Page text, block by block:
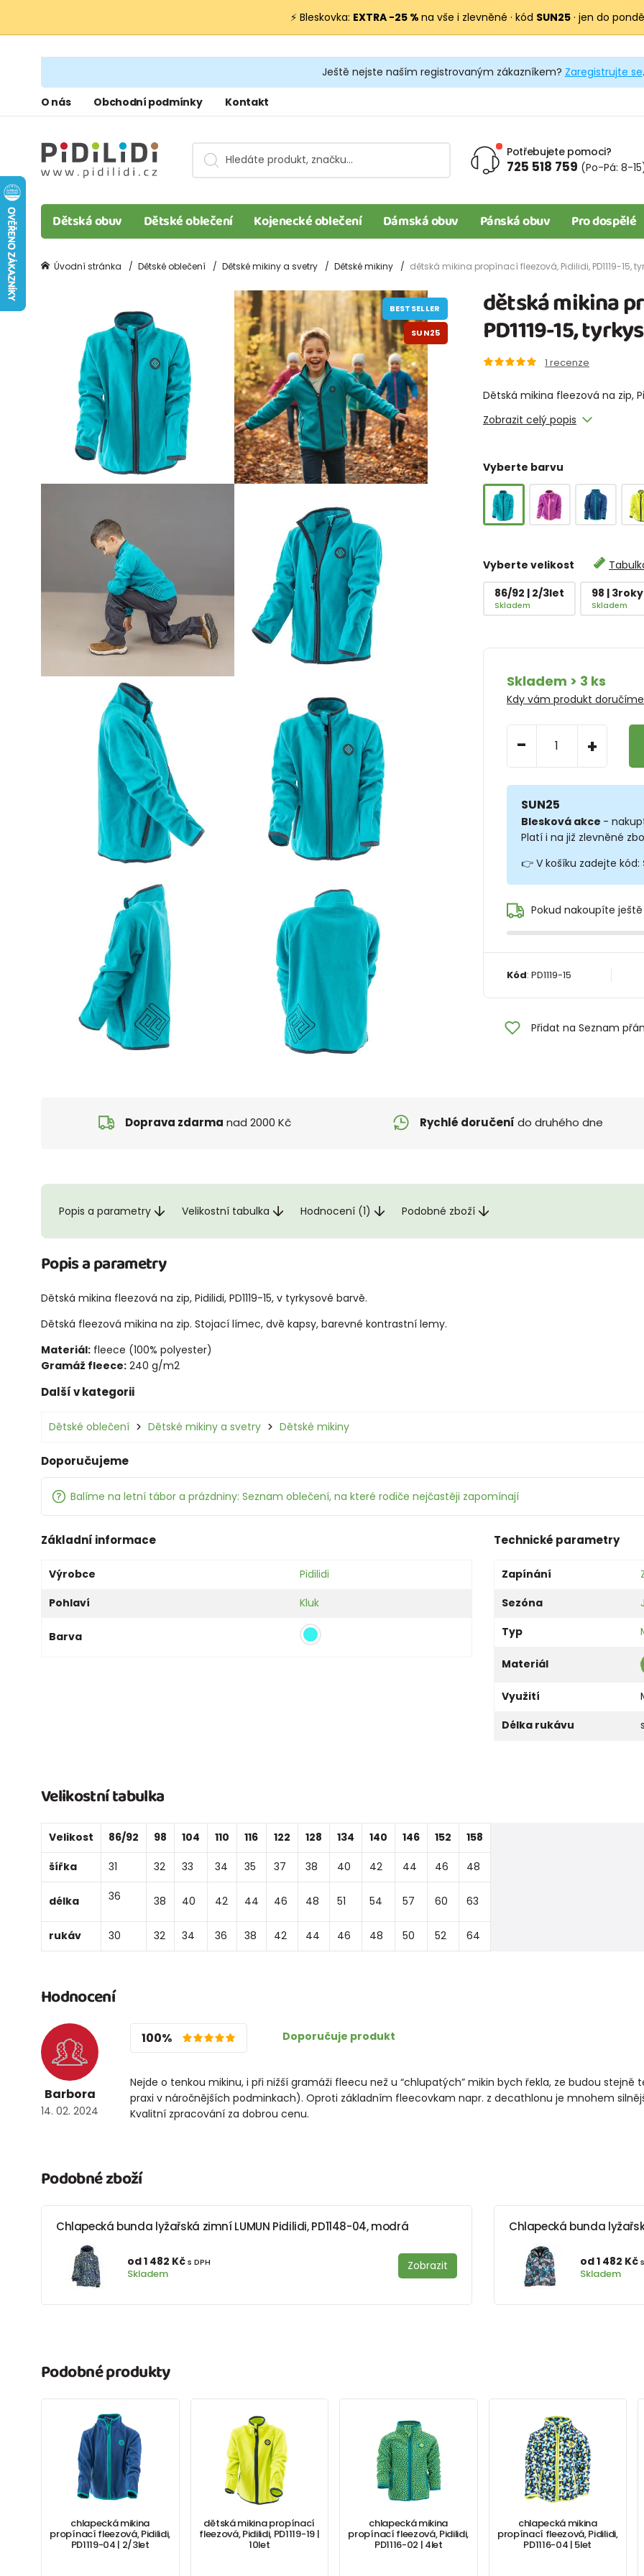
⚡ Bleskovka: EXTRA −25 % na vše i zlevněné · kód SUN25 · jen do
Ještě nejste naším registrovaným zákazníkem? Zaregistrujte se.
O nás Obchodní podmínky Kontakt
Potřebujete pomoci?
725 518 759 (Po-Pá: 8-
Dětská obuv Dětské oblečení Kojenecké oblečení Dámská obuv Pánská obuv Pro dospělé
Úvodní stránka Dětské oblečení Dětské mikiny a svetry Dětské mikiny dětská mikina propínací fleezová, Pidilidi, PD1119-15,
dětská mikina
PD1119-15,
1 recenze
Dětská mikina fleezová na zip,
Zobrazit celý popis
Vyberte barvu
Vyberte velikost
86/92 | 2/3let
Skladem
98 | 3roky
Skladem
Skladem > 3 ks
Kdy vám produkt
- +
SUN25
Blesková akce -
Platí i na již zlevněné
👉 V košíku zadejte kód:
Pokud nakoupíte ještě
Kód: PD1119-15
Přidat na Seznam
BESTSELLER
SUN25
Doprava zdarma nad 2000 Kč Rychlé doručení do druhého dne
Popis a parametry Velikostní tabulka Hodnocení (1) Podobné zboží
Popis a parametry
Dětská mikina fleezová na zip, Pidilidi, PD1119-15, v tyrkysové barvě.
Dětská fleezová mikina na zip. Stojací límec, dvě kapsy, barevné kontrastní lemy.
Materiál: fleece (100% polyester)
Gramáž fleece: 240 g/m2
Další v kategorii
Dětské oblečení Dětské mikiny a svetry Dětské mikiny
Doporučujeme
Balíme na letní tábor a prázdniny: Seznam oblečení, na které rodiče nejčastěji zapomínají
Základní informace
Výrobce
Pidilidi
Pohlaví
Kluk
Barva
Technické parametry
Zapínání
Sezóna
Typ
Materiál
Využití
Délka rukávu
Velikostní tabulka
Velikost 86/92 98 104 110 116 122 128 134 140 146 152 158
šířka 31 32 33 34 35 37 38 40 42 44 46 48
délka 36 38 40 42 44 46 48 51 54 57 60 63
rukáv 30 32 34 36 38 42 44 46 48 50 52 64
Hodnocení
Barbora
14. 02. 2024
100% Doporučuje produkt
Nejde o tenkou mikinu, i při nižší gramáži fleecu než u “chlupatých” mikin bych řekla, ze budou
praxi v náročnějších podminkach). Oproti základním fleecovkam napr. z decathlonu je mnohem
Kvalitní zpracování za dobrou cenu.
Podobné zboží
Chlapecká bunda lyžařská zimní LUMUN Pidilidi, PD1148-04, modrá
od 1 482 Kčs DPH
Skladem
Zobrazit
Chlapecká bunda
od 1 482 Kč
Skladem
Podobné produkty
chlapecká mikina
propínací fleezová, Pidilidi,
PD1119-04 | 2/3let
dětská mikina propínací
fleezová, Pidilidi, PD1119-19 |
10let
chlapecká mikina
propínací fleezová, Pidilidi,
PD1116-02 | 4let
chlapecká mikina
propínací fleezová, Pidilidi,
PD1116-04 | 5let